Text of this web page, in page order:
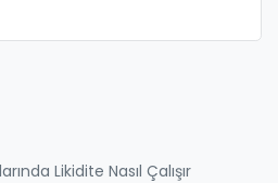
Likidite Nasıl Çalışır